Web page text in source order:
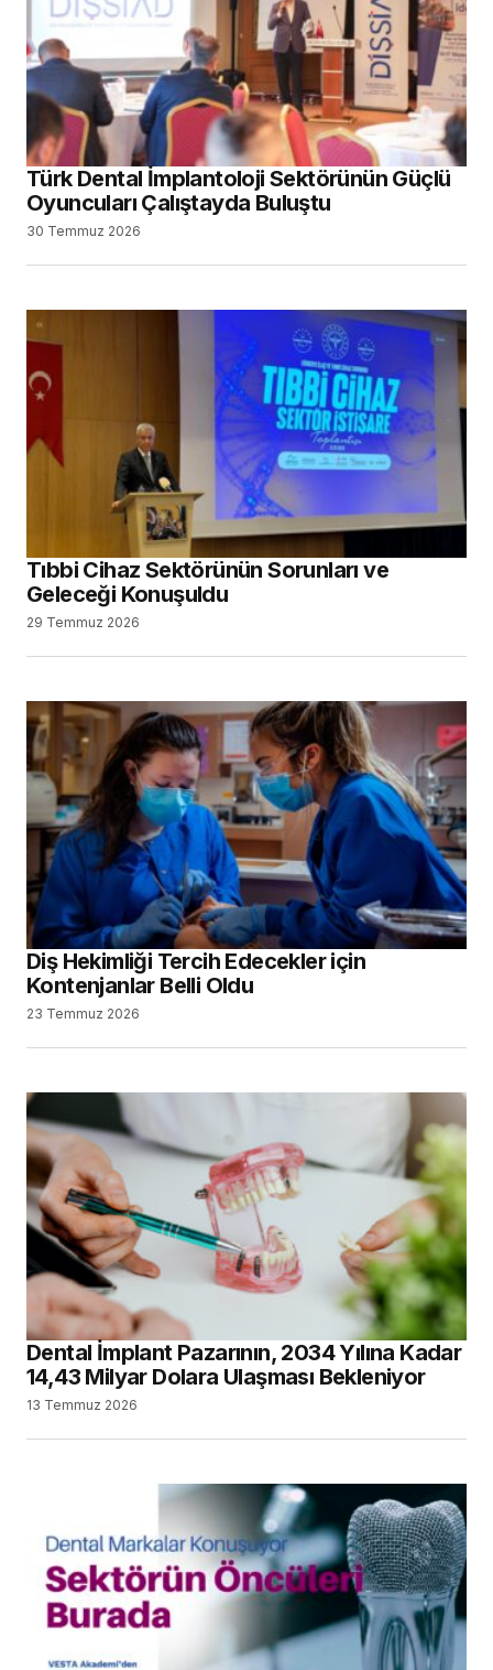
Türk Dental İmplantoloji Sektörünün Güçlü
Oyuncuları Çalıştayda Buluştu
30 Temmuz 2026
Tıbbi Cihaz Sektörünün Sorunları ve
Geleceği Konuşuldu
29 Temmuz 2026
Diş Hekimliği Tercih Edecekler için
Kontenjanlar Belli Oldu
23 Temmuz 2026
Dental İmplant Pazarının, 2034 Yılına Kadar
14,43 Milyar Dolara Ulaşması Bekleniyor
13 Temmuz 2026